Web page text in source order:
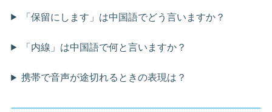
「保留にします」は中国語でどう言いますか？
「内線」は中国語で何と言いますか？
携帯で音声が途切れるときの表現は？